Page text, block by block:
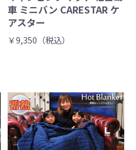
車 ミニバン CARESTAR ケ
アスター
￥9,350（税込）